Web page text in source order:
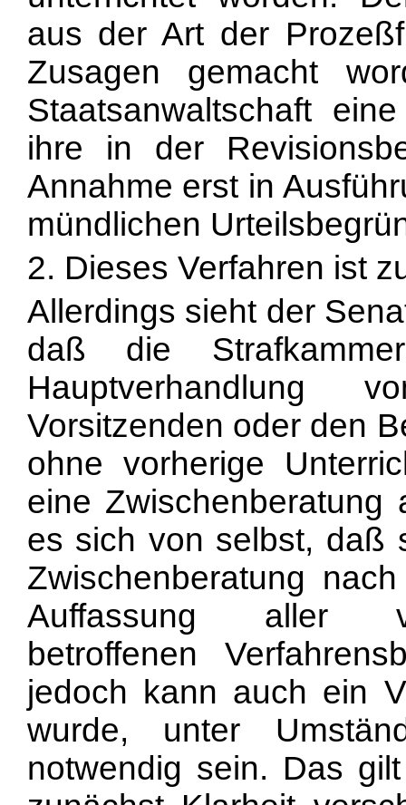
aus der Art der
Zusagen gemacht
Staatsanwaltschaft
ihre in der
Annahme erst in
mündlichen
2. Dieses Verfahren ist
Allerdings sieht der
daß die
Vorsitzenden oder den
ohne vorherige
eine Zwischenberatung
es sich von selbst, daß
Zwischenberatung
Auffassung aller
betroffenen
jedoch kann auch ein
wurde, unter
notwendig sein. Das